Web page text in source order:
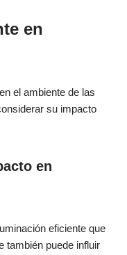
en
el ambiente de las
su impacto
en
eficiente que
también puede influir